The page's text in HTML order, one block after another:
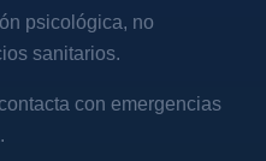
psicológica, no
sanitarios.
con emergencias